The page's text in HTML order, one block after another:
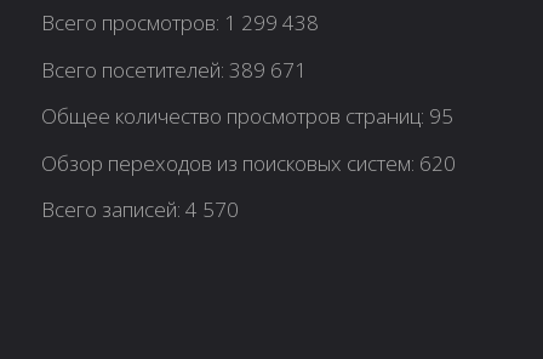
Всего просмотров: 1 299 438
Всего посетителей:389 671
Общее количество просмотров страниц: 95
Обзор переходов из поисковых систем: 620
Всего записей:4 570